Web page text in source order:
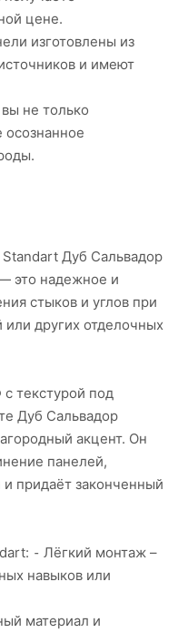
цене.
изготовлены из
и имеют
не только
Дуб Сальвадор
это надежное и
стыков и углов при
других отделочных
текстурой под
Дуб Сальвадор
акцент. Он
панелей,
придаёт законченный
⁃ Лёгкий монтаж –
навыков или
материал и